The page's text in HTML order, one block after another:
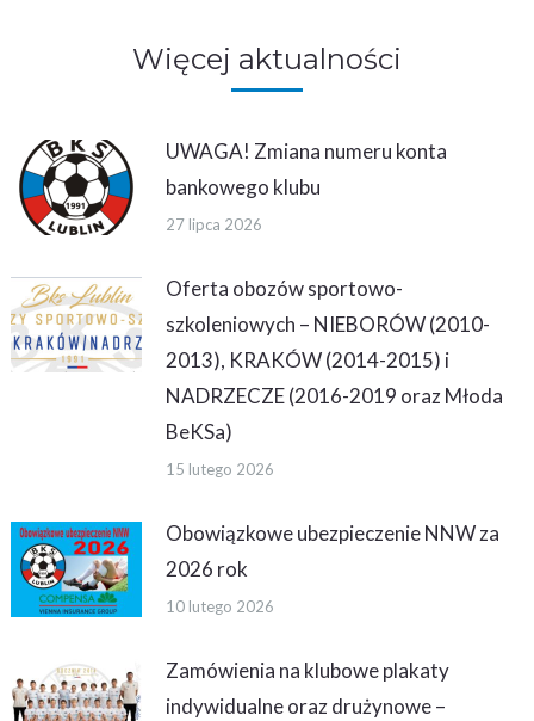
Więcej aktualności
UWAGA! Zmiana numeru konta
bankowego klubu
27 lipca 2026
Oferta obozów sportowo-
szkoleniowych – NIEBORÓW (2010-
2013), KRAKÓW (2014-2015) i
NADRZECZE (2016-2019 oraz Młoda
BeKSa)
15 lutego 2026
Obowiązkowe ubezpieczenie NNW za
2026 rok
10 lutego 2026
Zamówienia na klubowe plakaty
indywidualne oraz drużynowe –